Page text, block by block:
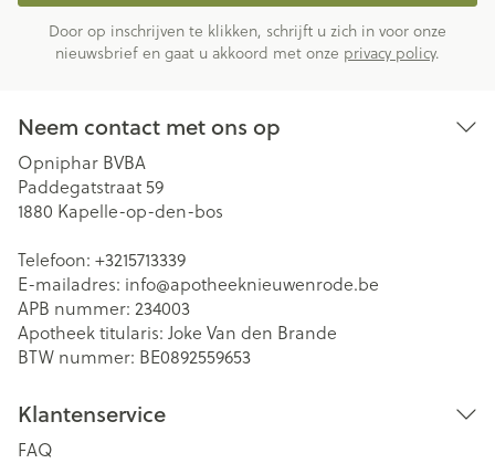
Door op inschrijven te klikken, schrijft u zich in voor onze
nieuwsbrief en gaat u akkoord met onze privacy policy.
Neem contact met ons op
Opniphar BVBA
Paddegatstraat 59
1880 Kapelle-op-den-bos
Telefoon: +3215713339
E-mailadres: info@apotheeknieuwenrode.be
APB nummer: 234003
Apotheek titularis: Joke Van den Brande
BTW nummer: BE0892559653
Klantenservice
FAQ